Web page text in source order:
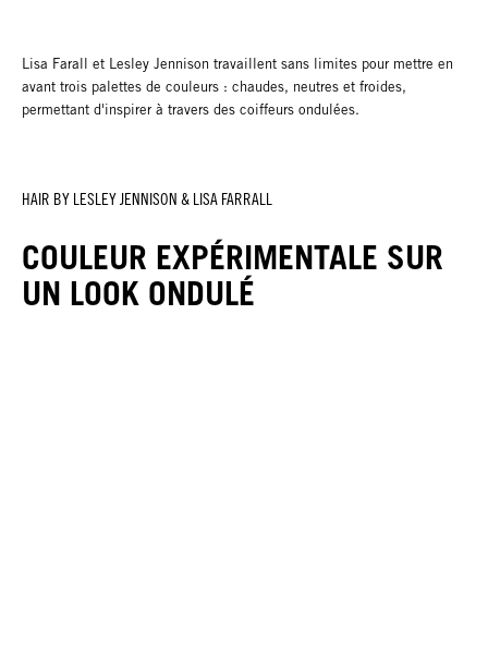
Lisa Farall et Lesley Jennison travaillent sans limites pour mettre en
avant trois palettes de couleurs : chaudes, neutres et froides,
permettant d'inspirer à travers des coiffeurs ondulées.
HAIR BY LESLEY JENNISON & LISA FARRALL
COULEUR EXPÉRIMENTALE SUR
UN LOOK ONDULÉ